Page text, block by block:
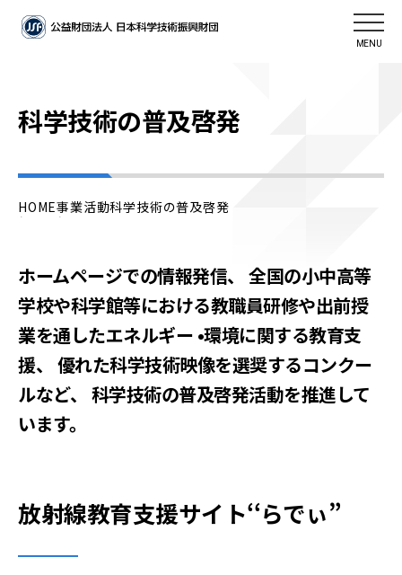
MENU
科学技術の普及啓発
HOME事業活動科学技術の普及啓発
ホームページでの情報発信、 全国の小中高等
学校や科学館等における教職員研修や出前授
業を通したエネルギー •環境に関する教育支
援、 優れた科学技術映像を選奨するコンクー
ルなど、 科学技術の普及啓発活動を推進して
います。
放射線教育支援サイト‘‘らでぃ”